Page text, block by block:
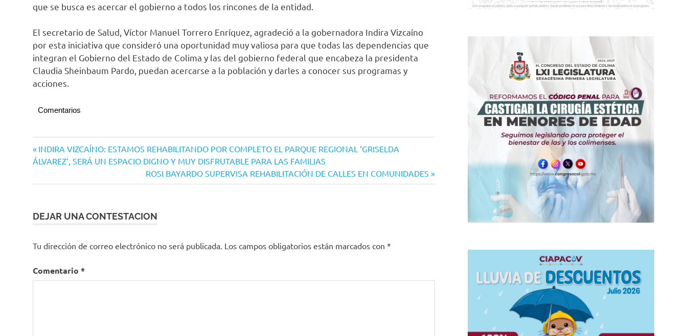
que se busca es acercar el gobierno a todos los rincones de la entidad.
El secretario de Salud, Víctor Manuel Torrero Enríquez, agradeció a la gobernadora Indira Vizcaíno
por esta iniciativa que consideró una oportunidad muy valiosa para que todas las dependencias que
integran el Gobierno del Estado de Colima y las del gobierno federal que encabeza la presidenta
Claudia Sheinbaum Pardo, puedan acercarse a la población y darles a conocer sus programas y
acciones.
Comentarios
Navegación
de
entradas
Entrada
anterior:
INDIRA VIZCAÍNO: ESTAMOS REHABILITANDO POR COMPLETO EL PARQUE REGIONAL ‘GRISELDA
ÁLVAREZ’, SERÁ UN ESPACIO DIGNO Y MUY DISFRUTABLE PARA LAS FAMILIAS
Siguiente
entrada:
ROSI BAYARDO SUPERVISA REHABILITACIÓN DE CALLES EN COMUNIDADES
DEJAR UNA CONTESTACION
Tu dirección de correo electrónico no será publicada. Los campos obligatorios están marcados con *
Comentario *